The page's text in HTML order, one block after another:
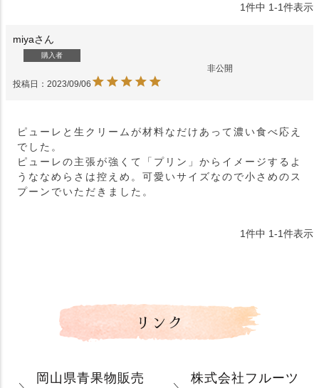
1件中 1-1件表示
miya
購入者
非公開
投稿日
2023/09/06
ピューレと生クリームが材料なだけあって濃い食べ応え
でした。
ピューレの主張が強くて「プリン」からイメージするよ
うななめらさは控えめ。可愛いサイズなので小さめのス
プーンでいただきました。
1件中 1-1件表示
リンク
岡山県青果物販売
株式会社フルーツ